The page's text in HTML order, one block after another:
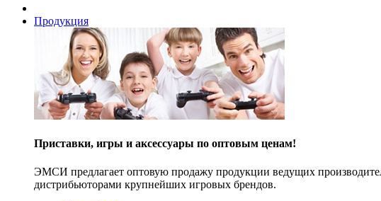
Продукция
Приставки, игры и аксессуары по оптовым ценам!
ЭМСИ предлагает оптовую продажу продукции ведущих
дистрибьюторами крупнейших игровых брендов.